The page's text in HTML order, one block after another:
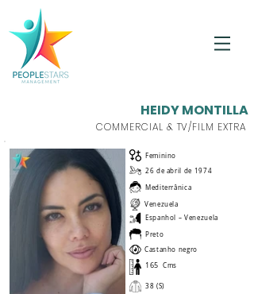
HEIDY MONTILLA
COMMERCIAL & TV/FILM EXTRA
Feminino
26 de abril de 1974
Mediterrânica
Venezuela
Espanhol – Venezuela
Preto
Castanho negro
165 Cms
38 (S)